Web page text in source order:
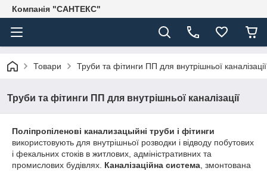
Компанія "САНТЕКС"
Товари Труби та фітинги ПП для внутрішньої каналізації
Труби та фітинги ПП для внутрішньої каналізації
Поліпропіленові канализацыйні труби і фітинги
використовують для внутрішньої розводки і відводу побутових
і фекальних стоків в житлових, адміністративних та
промислових будівлях. Каналізаційна система , змонтована